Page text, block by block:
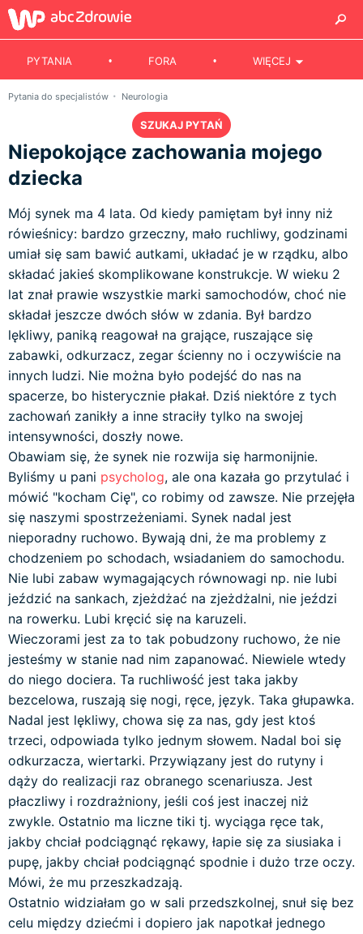
PYTANIA FORA WIĘCEJ
Pytania do specjalistów Neurologia
SZUKAJ PYTAŃ
Niepokojące zachowania mojego
dziecka
Mój synek ma 4 lata. Od kiedy pamiętam był inny niż
rówieśnicy: bardzo grzeczny, mało ruchliwy, godzinami
umiał się sam bawić autkami, układać je w rządku, albo
składać jakieś skomplikowane konstrukcje. W wieku 2
lat znał prawie wszystkie marki samochodów, choć nie
składał jeszcze dwóch słów w zdania. Był bardzo
lękliwy, paniką reagował na grające, ruszające się
zabawki, odkurzacz, zegar ścienny no i oczywiście na
innych ludzi. Nie można było podejść do nas na
spacerze, bo histerycznie płakał. Dziś niektóre z tych
zachowań zanikły a inne straciły tylko na swojej
intensywności, doszły nowe.
Obawiam się, że synek nie rozwija się harmonijnie.
Byliśmy u pani psycholog, ale ona kazała go przytulać i
mówić "kocham Cię", co robimy od zawsze. Nie przejęła
się naszymi spostrzeżeniami. Synek nadal jest
nieporadny ruchowo. Bywają dni, że ma problemy z
chodzeniem po schodach, wsiadaniem do samochodu.
Nie lubi zabaw wymagających równowagi np. nie lubi
jeździć na sankach, zjeżdżać na zjeżdżalni, nie jeździ
na rowerku. Lubi kręcić się na karuzeli.
Wieczorami jest za to tak pobudzony ruchowo, że nie
jesteśmy w stanie nad nim zapanować. Niewiele wtedy
do niego dociera. Ta ruchliwość jest taka jakby
bezcelowa, ruszają się nogi, ręce, język. Taka głupawka.
Nadal jest lękliwy, chowa się za nas, gdy jest ktoś
trzeci, odpowiada tylko jednym słowem. Nadal boi się
odkurzacza, wiertarki. Przywiązany jest do rutyny i
dąży do realizacji raz obranego scenariusza. Jest
płaczliwy i rozdrażniony, jeśli coś jest inaczej niż
zwykle. Ostatnio ma liczne tiki tj. wyciąga ręce tak,
jakby chciał podciągnąć rękawy, łapie się za siusiaka i
pupę, jakby chciał podciągnąć spodnie i dużo trze oczy.
Mówi, że mu przeszkadzają.
Ostatnio widziałam go w sali przedszkolnej, snuł się bez
celu między dziećmi i dopiero jak napotkał jednego